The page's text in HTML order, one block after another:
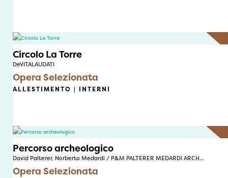
Circolo La Torre
DeVITALAUDATI
Opera Selezionata
ALLESTIMENTO | INTERNI
Percorso archeologico
David Palterer, Norberto Medardi / P&M PALTERER MEDARDI ARCH…
Opera Selezionata